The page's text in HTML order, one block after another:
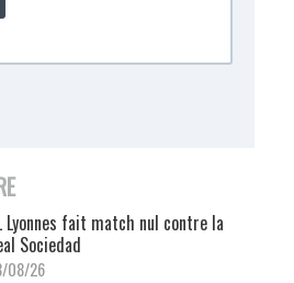
Lyonnes fait match nul contre la
Sociedad
08/26